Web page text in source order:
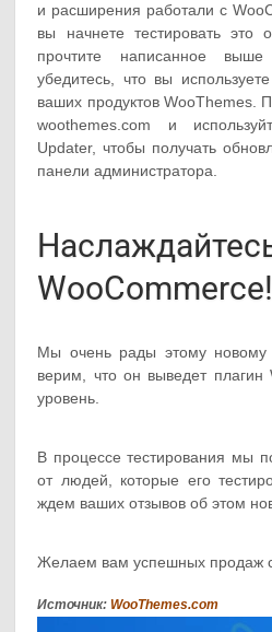
и расширения работали с
вы начнете тестировать это
прочтите написанное
убедитесь, что вы
ваших продуктов WooThemes.
woothemes.com и
Updater, чтобы получать
панели администратора.
WooCommerce!
Мы очень рады этому новому
верим, что он выведет
уровень.
В процессе тестирования мы
от людей, которые его
ждем ваших отзывов об этом
Желаем вам успешных продаж
Источник:WooThemes.com